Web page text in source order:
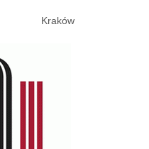
Kraków